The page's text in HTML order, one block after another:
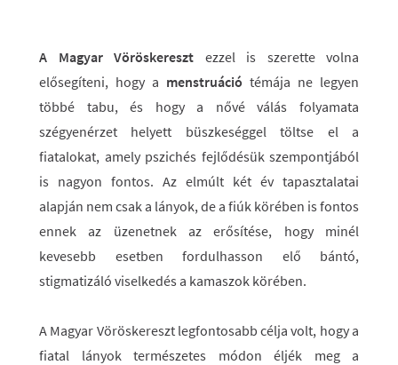
A Magyar Vöröskereszt ezzel is szerette volna
elősegíteni, hogy a menstruáció témája ne legyen
többé tabu, és hogy a nővé válás folyamata
szégyenérzet helyett büszkeséggel töltse el a
fiatalokat, amely pszichés fejlődésük szempontjából
is nagyon fontos. Az elmúlt két év tapasztalatai
alapján nem csak a lányok, de a fiúk körében is fontos
ennek az üzenetnek az erősítése, hogy minél
kevesebb esetben fordulhasson elő bántó,
stigmatizáló viselkedés a kamaszok körében.
A Magyar Vöröskereszt legfontosabb célja volt, hogy a
fiatal lányok természetes módon éljék meg a